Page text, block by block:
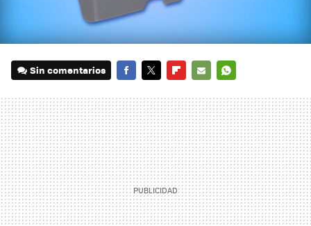
Sin comentarios
MAIL